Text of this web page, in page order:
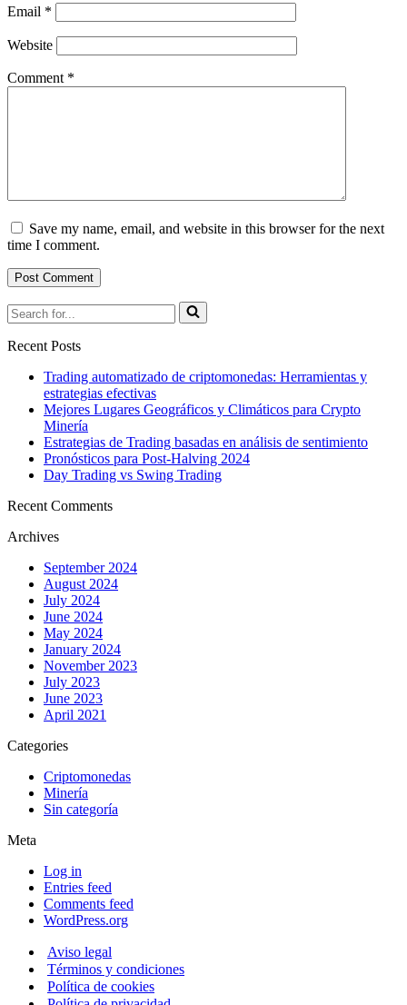
Email *
Website
Comment *
Save my name, email, and website in this browser for the next
time I comment.
Recent Posts
Trading automatizado de criptomonedas: Herramientas y
estrategias efectivas
Mejores Lugares Geográficos y Climáticos para Crypto
Minería
Estrategias de Trading basadas en análisis de sentimiento
Pronósticos para Post-Halving 2024
Day Trading vs Swing Trading
Recent Comments
Archives
September 2024
August 2024
July 2024
June 2024
May 2024
January 2024
November 2023
July 2023
June 2023
April 2021
Categories
Criptomonedas
Minería
Sin categoría
Meta
Log in
Entries feed
Comments feed
WordPress.org
Aviso legal
Términos y condiciones
Política de cookies